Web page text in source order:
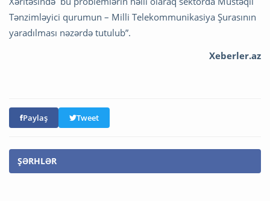
Tənzimləyici qurumun – Milli Telekommunikasiya Şurasının
yaradılması nəzərdə tutulub”.
Xeberler.az
Paylaş Tweet
ŞƏRHLƏR